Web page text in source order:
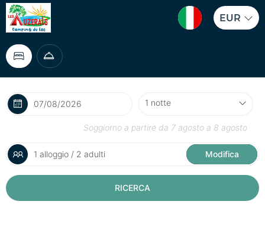
EUR
Soggiorno a partire da 7 agosto a 8 agosto
1 alloggio / 2 adulti Modifica